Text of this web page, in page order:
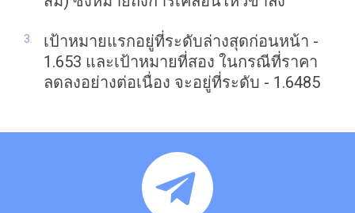
เป้าหมายแรกอยู่ที่ระดับล่างสุดก่อนหน้า -
1.653 และเป้าหมายที่สอง ในกรณีที่ราคา
ลดลงอย่างต่อเนื่อง จะอยู่ที่ระดับ - 1.6485